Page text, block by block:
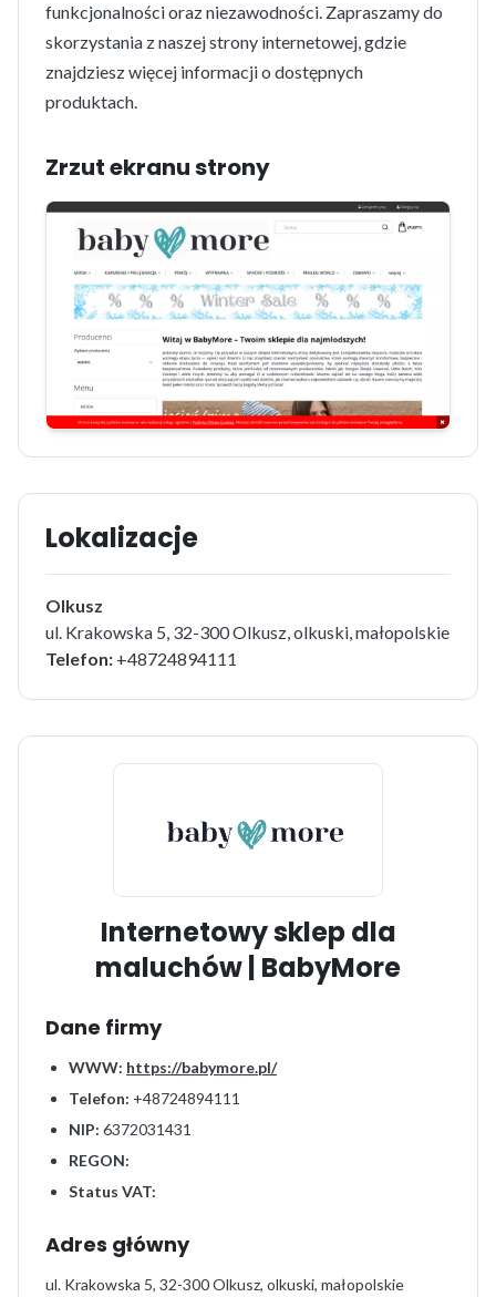
funkcjonalności oraz niezawodności. Zapraszamy do
skorzystania z naszej strony internetowej, gdzie
znajdziesz więcej informacji o dostępnych
produktach.
Zrzut ekranu strony
Lokalizacje
Olkusz
ul. Krakowska 5, 32-300 Olkusz, olkuski, małopolskie
Telefon: +48724894111
Internetowy sklep dla
maluchów | BabyMore
Dane firmy
WWW: https://babymore.pl/
Telefon: +48724894111
NIP: 6372031431
REGON:
Status VAT:
Adres główny
ul. Krakowska 5, 32-300 Olkusz, olkuski, małopolskie